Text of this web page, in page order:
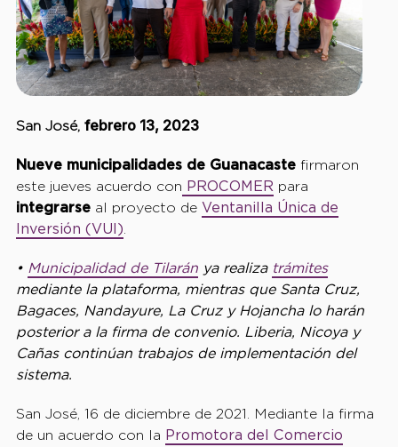
San José, febrero 13, 2023
Nueve municipalidades de Guanacaste firmaron
este jueves acuerdo con PROCOMER para
integrarse al proyecto de Ventanilla Única de
Inversión (VUI).
• Municipalidad de Tilarán ya realiza trámites
mediante la plataforma, mientras que Santa Cruz,
Bagaces, Nandayure, La Cruz y Hojancha lo harán
posterior a la firma de convenio. Liberia, Nicoya y
Cañas continúan trabajos de implementación del
sistema.
San José, 16 de diciembre de 2021. Mediante la firma
de un acuerdo con la Promotora del Comercio